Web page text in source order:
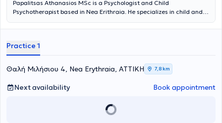
Papalitsas Athanasios MSc is a Psychologist and Child
Psychotherapist based in Nea Erithraia. He specializes in child and
psychoeducation programs. His office is a modern and welcoming
individual with the opportunity to freely express their thoughts,
emotions, and difficulties.
Practice 1
Θαλή Μιλήσιου 4, Nea Erythraia, ΑΤΤΙΚΗ 7,8 km
Next availability Book appointment